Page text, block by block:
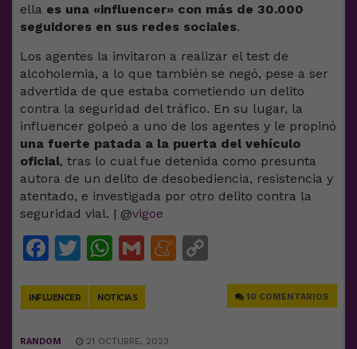
ella es una «influencer» con más de 30.000
seguidores en sus redes sociales.
Los agentes la invitaron a realizar el test de
alcoholemia, a lo que también se negó, pese a ser
advertida de que estaba cometiendo un delito
contra la seguridad del tráfico. En su lugar, la
influencer golpeó a uno de los agentes y le propinó
una fuerte patada a la puerta del vehículo
oficial, tras lo cual fue detenida como presunta
autora de un delito de desobediencia, resistencia y
atentado, e investigada por otro delito contra la
seguridad vial. | @vigoe
Facebook
Twitter
WhatsApp
GmailMeneame
INFLUENCER NOTICIAS 10 COMENTARIOS
RANDOM 21 OCTUBRE, 2023